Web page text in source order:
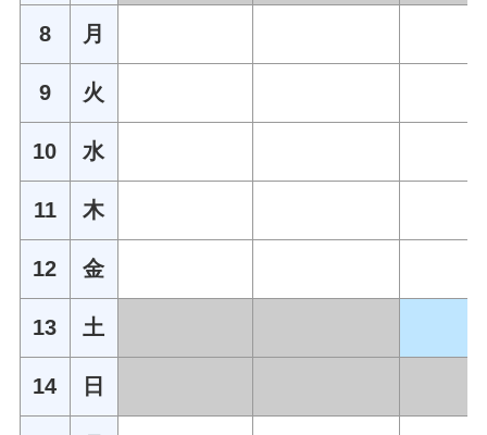
8 月
9 火
10 水
11 木
12 金
13 土
14 日